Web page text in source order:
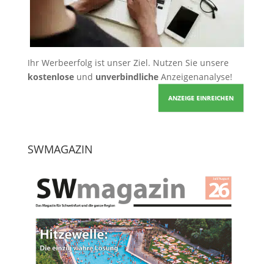
Ihr Werbeerfolg ist unser Ziel. Nutzen Sie unsere
kostenloseund unverbindlicheAnzeigenanalyse!
ANZEIGE EINREICHEN
SWMAGAZIN